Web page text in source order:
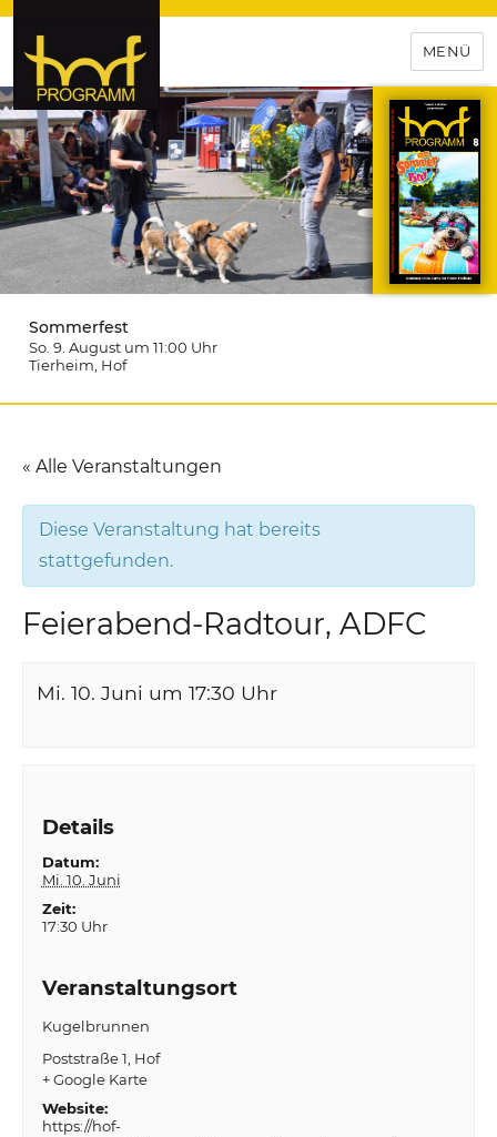
hof-programm – das
Veranstaltungsportal für
Hochfranken
MENÜ
Sommerfest
So. 9. August um 11:00 Uhr
Tierheim , Hof
« Alle Veranstaltungen
Diese Veranstaltung hat bereits
stattgefunden.
Feierabend-Radtour, ADFC
Mi. 10. Juni um 17:30 Uhr
Details
Datum:
Mi. 10. Juni
Zeit:
17:30 Uhr
Veranstaltungsort
Kugelbrunnen
Poststraße 1 Hof
+ Google Karte
Website:
https://hof-